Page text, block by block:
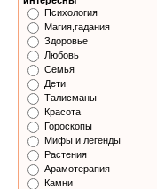
Психология
Магия,гадания
Здоровье
Любовь
Семья
Дети
Талисманы
Красота
Гороскопы
Мифы и легенды
Растения
Арамотерапия
Камни